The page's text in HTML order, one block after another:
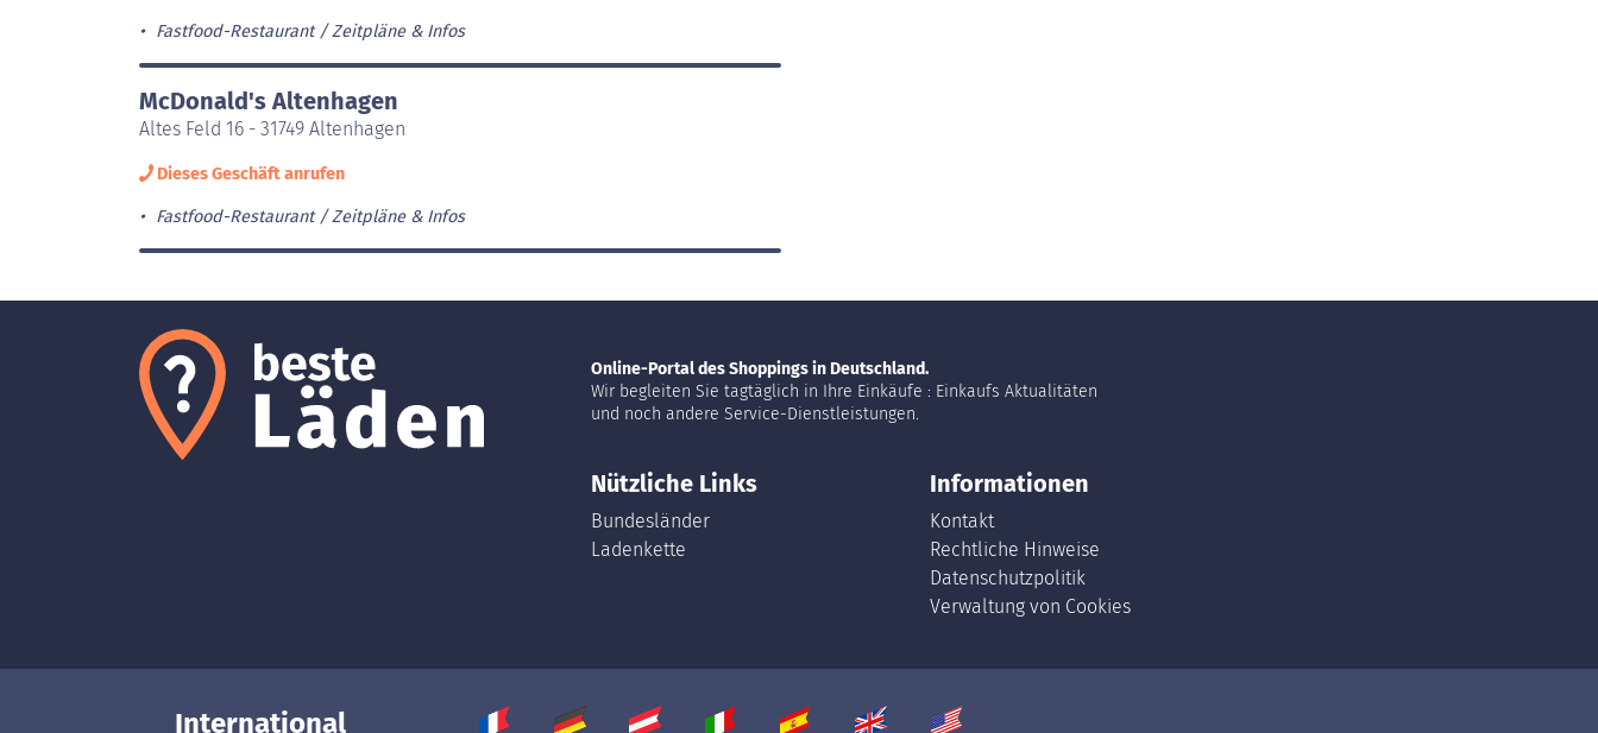
Fastfood-Restaurant Zeitpläne & Infos
McDonald's Altenhagen
Altes Feld 16 - 31749 Altenhagen
Dieses Geschäft anrufen
Fastfood-Restaurant Zeitpläne & Infos
Online-Portal des Shoppings in Deutschland.
Wir begleiten Sie tagtäglich in Ihre Einkäufe : Einkaufs Aktualitäten
und noch andere Service-Dienstleistungen.
Nützliche Links
Bundesländer
Ladenkette
Informationen
Kontakt
Rechtliche Hinweise
Datenschutzpolitik
Verwaltung von Cookies
International